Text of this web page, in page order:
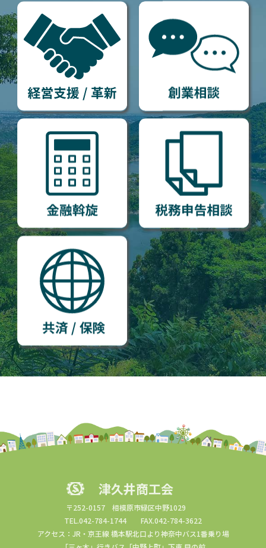
津久井商工会
〒252-0157 相模原市緑区中野1029
TEL.042-784-1744 FAX.042-784-3622
アクセス：JR・京王線 橋本駅北口より神奈中バス1番乗り場